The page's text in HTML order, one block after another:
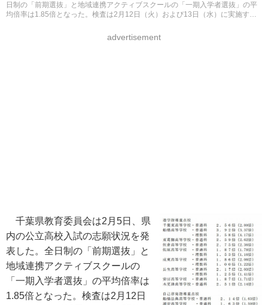
日制の「前期選抜」と地域連携アクティブスクールの「一期入学者選抜」の平
均倍率は1.85倍となった。検査は2月12日（火）および13日（水）に実施す
advertisement
千葉県教育委員会は2月5日、県
内の公立高校入試の志願状況を発
表した。全日制の「前期選抜」と
地域連携アクティブスクールの
「一期入学者選抜」の平均倍率は
1.85倍となった。検査は2月12日